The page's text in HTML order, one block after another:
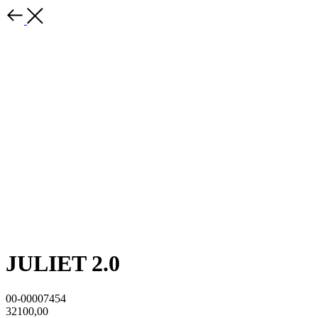
JULIET 2.0
00-00007454
32100,00